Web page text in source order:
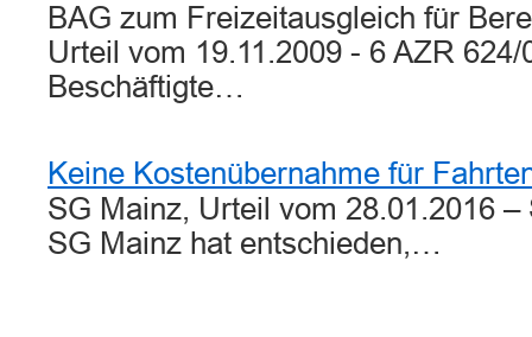
BAG zum Freizeitausgleich für
Urteil vom 19.11.2009 - 6 AZR 624/
Beschäftigte…
Keine Kostenübernahme für
SG Mainz, Urteil vom 28.01.2016 –
SG Mainz hat entschieden,…